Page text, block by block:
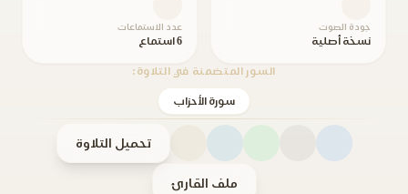
جودة الصوت
نسخة أصلية
عدد الاستماعات
6 استماع
السور المتضمنة في التلاوة:
سورة الأحزاب
تحميل التلاوة
ملف القارئ